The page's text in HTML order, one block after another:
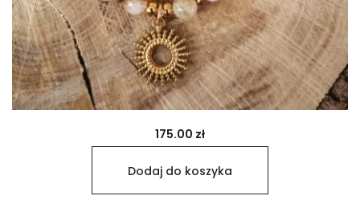
175.00 zł
Dodaj do koszyka